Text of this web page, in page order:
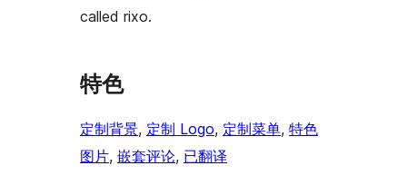
called rixo.
特色
定制背景, 定制 Logo, 定制菜单, 特色
图片, 嵌套评论, 已翻译